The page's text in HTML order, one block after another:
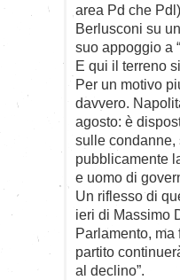
area Pd che
Berlusconi su
suo appoggio a
E qui il terreno
Per un motivo
davvero.
agosto: è
sulle condanne,
pubblicamente
e uomo di
Un riflesso di
ieri di Massimo
Parlamento,
partito
al declino”.